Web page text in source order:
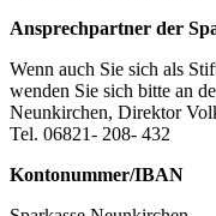
Ansprechpartner der
Wenn auch Sie sich als
wenden Sie sich bitte an
Neunkirchen, Direktor
Tel. 06821- 208- 432
Kontonummer/IBAN